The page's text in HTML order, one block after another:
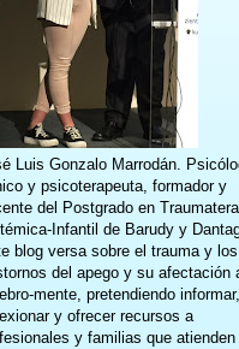
Luis Gonzalo Marrodán.
y psicoterapeuta, formador y
del Postgrado en
Infantil de Barudy y
blog versa sobre el trauma y los
del apego y su afectación
mente, pretendiendo informar,
y ofrecer recursos a
y familias que atienden